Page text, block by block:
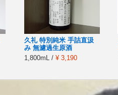
久礼 特別純米 手詰直汲
み 無濾過生原酒
1,800mL / ¥ 3,190